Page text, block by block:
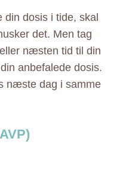
din dosis i tide, skal
det. Men tag
næsten tid til din
anbefalede dosis.
næste dag i samme